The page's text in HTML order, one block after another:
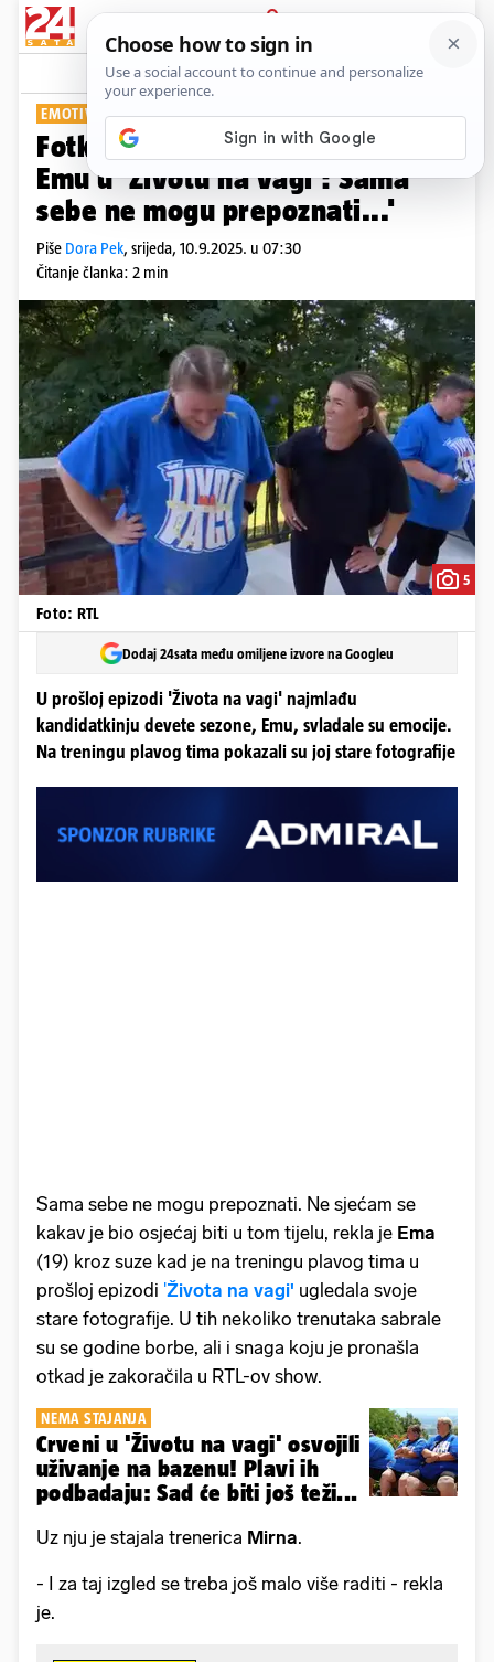
PRIJAVA
Show Komentari
EMOTIVNO U PLAVOM TIMU
Fotke iz prošlosti rasplakale su
Emu u 'Životu na vagi': Sama
sebe ne mogu prepoznati...'
Piše Dora Pek, srijeda, 10.9.2025. u 07:30
Čitanje članka: 2 min
5
Foto: RTL
Dodaj 24sata među omiljene izvore na Googleu
U prošloj epizodi 'Života na vagi' najmlađu
kandidatkinju devete sezone, Emu, svladale su emocije.
Na treningu plavog tima pokazali su joj stare fotografije
Sama sebe ne mogu prepoznati. Ne sjećam se
kakav je bio osjećaj biti u tom tijelu, rekla je Ema
(19) kroz suze kad je na treningu plavog tima u
prošloj epizodi 'Života na vagi' ugledala svoje
stare fotografije. U tih nekoliko trenutaka sabrale
su se godine borbe, ali i snaga koju je pronašla
otkad je zakoračila u RTL-ov show.
NEMA STAJANJA
Crveni u 'Životu na vagi' osvojili
uživanje na bazenu! Plavi ih
podbadaju: Sad će biti još teži...
Uz nju je stajala trenerica Mirna.
- I za taj izgled se treba još malo više raditi - rekla
je.